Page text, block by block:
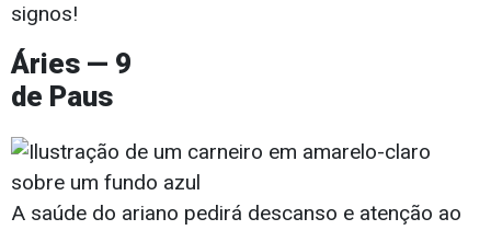
signos!
Áries — 9
de Paus
A saúde do ariano pedirá descanso e atenção ao